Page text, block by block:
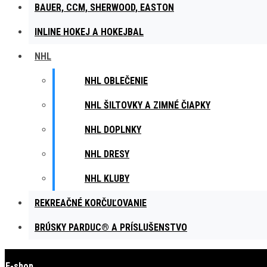
kategórie.
Ukladá informácie o potrebe zobrazenia cookie lišty
__zlcmid
Tento súbor cookie sa používa na uloženie identity návštevníka počas
__cfruid
BAUER, CCM, SHERWOOD, EASTON
INLINE HOKEJ A HOKEJBAL
NHL
NHL OBLEČENIE
NHL ŠILTOVKY A ZIMNÉ ČIAPKY
NHL DOPLNKY
NHL DRESY
NHL KLUBY
REKREAČNÉ KORČUĽOVANIE
BRÚSKY PARDUC® A PRÍSLUŠENSTVO